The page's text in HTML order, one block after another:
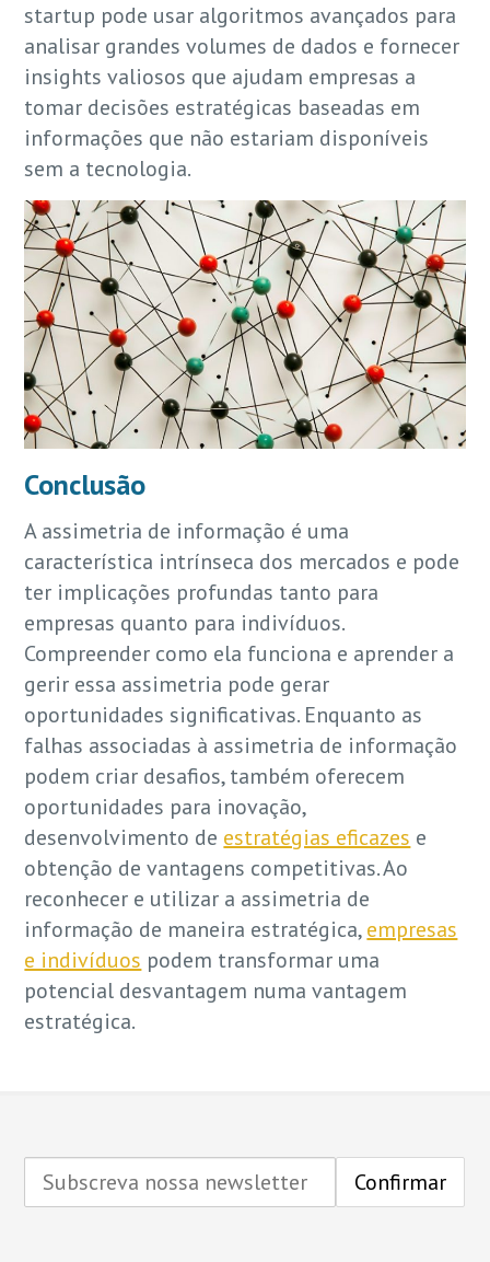
startup pode usar algoritmos avançados para
analisar grandes volumes de dados e fornecer
insights valiosos que ajudam empresas a
tomar decisões estratégicas baseadas em
informações que não estariam disponíveis
sem a tecnologia.
Conclusão
A assimetria de informação é uma
característica intrínseca dos mercados e pode
ter implicações profundas tanto para
empresas quanto para indivíduos.
Compreender como ela funciona e aprender a
gerir essa assimetria pode gerar
oportunidades significativas. Enquanto as
falhas associadas à assimetria de informação
podem criar desafios, também oferecem
oportunidades para inovação,
desenvolvimento de estratégias eficazes e
obtenção de vantagens competitivas. Ao
reconhecer e utilizar a assimetria de
informação de maneira estratégica,empresas
e indivíduos podem transformar uma
potencial desvantagem numa vantagem
estratégica.